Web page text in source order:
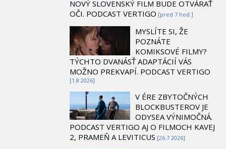
NOVÝ SLOVENSKÝ FILM BUDE OTVÁRAŤ
OČI. PODCAST VERTIGO [pred 7 hod.]
MYSLÍTE SI, ŽE
POZNÁTE
KOMIKSOVÉ FILMY?
TÝCHTO DVANÁSŤ ADAPTÁCIÍ VÁS
MOŽNO PREKVAPÍ. PODCAST VERTIGO
[1.8 2026]
V ÉRE ZBYTOČNÝCH
BLOCKBUSTEROV JE
ODYSEA VÝNIMOČNÁ.
PODCAST VERTIGO AJ O FILMOCH KAVEJ
2, PRAMEŇ A LEVITICUS [26.7 2026]